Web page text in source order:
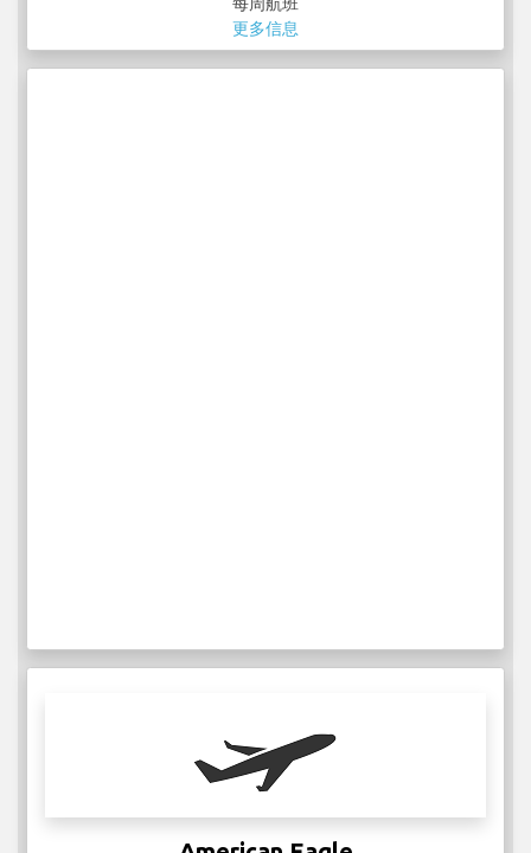
American Eagle
538
每周航班
更多信息